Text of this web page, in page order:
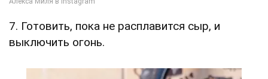
7. Готовить, пока не расплавится сыр, и
выключить огонь.